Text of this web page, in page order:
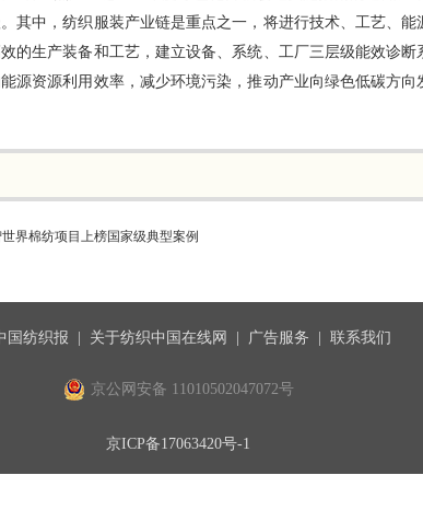
其中，纺织服装产业链是重点之一，将进行技术、工艺、
的生产装备和工艺，建立设备、系统、工厂三层级能效诊
源资源利用效率，减少环境污染，推动产业向绿色低碳方
界棉纺项目上榜国家级典型案例
国纺织报 关于纺织中国在线网 广告服务 联系我们
京公网安备 11010502047072号
京ICP备17063420号-1